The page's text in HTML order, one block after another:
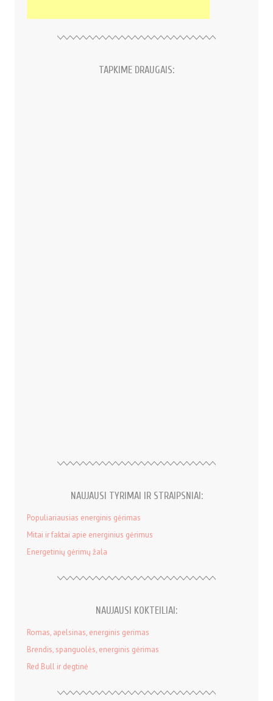
TAPKIME DRAUGAIS:
NAUJAUSI TYRIMAI IR STRAIPSNIAI:
Populiariausias energinis gėrimas
Mitai ir faktai apie energinius gėrimus
Energetinių gėrimų žala
NAUJAUSI KOKTEILIAI:
Romas, apelsinas, energinis gerimas
Brendis, spanguolės, energinis gėrimas
Red Bull ir degtinė